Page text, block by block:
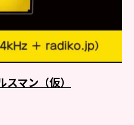
マン（仮）